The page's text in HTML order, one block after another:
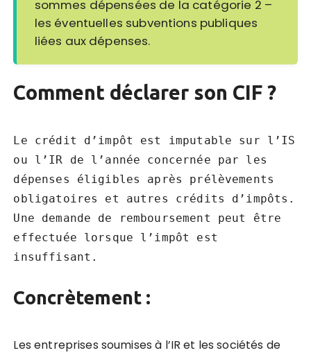
sommes dépensées de la catégorie 2 –
les éventuelles subventions publiques
liées aux dépenses.
Comment déclarer son CIF ?
Le crédit d’impôt est imputable sur l’IS
ou l’IR de l’année concernée par les
dépenses éligibles après prélèvements
obligatoires et autres crédits d’impôts.
Une demande de remboursement peut être
effectuée lorsque l’impôt est
insuffisant.
Concrètement :
Les entreprises soumises à l’IR et les sociétés de